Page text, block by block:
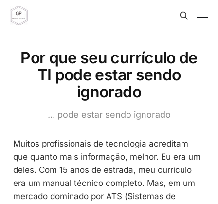
Por que seu currículo de
TI pode estar sendo
ignorado
... pode estar sendo ignorado
Muitos profissionais de tecnologia acreditam
que quanto mais informação, melhor. Eu era um
deles. Com 15 anos de estrada, meu currículo
era um manual técnico completo. Mas, em um
mercado dominado por ATS (Sistemas de